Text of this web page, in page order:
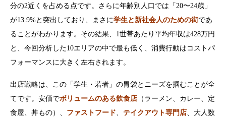
分の2近くを占める点です。さらに年齢別人口では「20〜24歳」
が13.9%と突出しており、まさに学生と新社会人のための街であ
ることがわかります。その結果、1世帯あたり平均年収は428万円
と、今回分析した10エリアの中で最も低く、消費行動はコストパ
フォーマンスに大きく左右されます。
出店戦略は、この「学生・若者」の胃袋とニーズを掴むことが全
てです。安価でボリュームのある飲食店 （ラーメン、カレー、定
食屋、丼もの）、 ファストフード、 テイクアウト専門店、大人数